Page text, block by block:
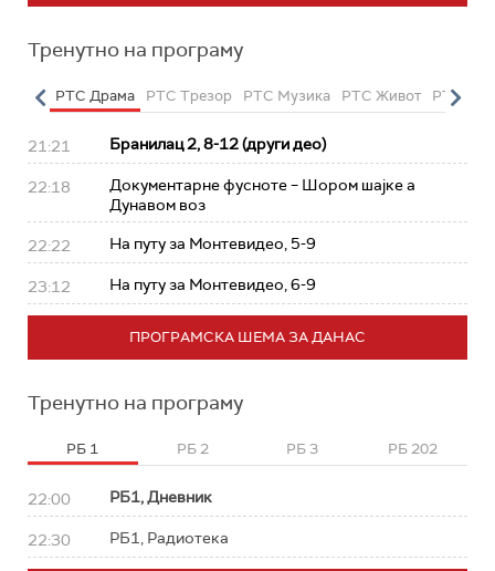
Тренутно на програму
РТС Драма РТС Трезор РТС Музика РТС Живот РТС
21:21 Бранилац 2, 8-12 (други део)
22:18
Документарне фусноте – Шором шајке а
Дунавом воз
22:22 На путу за Монтевидео, 5-9
23:12 На путу за Монтевидео, 6-9
ПРОГРАМСКА ШЕМА ЗА ДАНАС
Тренутно на програму
РБ 1 РБ 2 РБ 3 РБ 202
22:00 РБ1, Дневник
22:30 РБ1, Радиотека